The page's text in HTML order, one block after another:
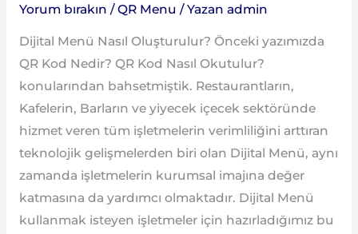
Yorum bırakın /QR Menu / Yazan admin
Dijital Menü Nasıl Oluşturulur? Önceki yazımızda
QR Kod Nedir? QR Kod Nasıl Okutulur?
konularından bahsetmiştik. Restaurantların,
Kafelerin, Barların ve yiyecek içecek sektöründe
hizmet veren tüm işletmelerin verimliliğini arttıran
teknolojik gelişmelerden biri olan Dijital Menü, aynı
zamanda işletmelerin kurumsal imajına değer
katmasına da yardımcı olmaktadır. Dijital Menü
kullanmak isteyen işletmeler için hazırladığımız bu